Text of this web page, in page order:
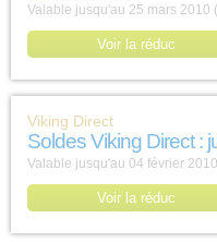
Valable jusqu'au 25 mars 2010
Voir la réduc
Viking Direct
Soldes Viking Direct :
Valable jusqu'au 04 février
Voir la réduc